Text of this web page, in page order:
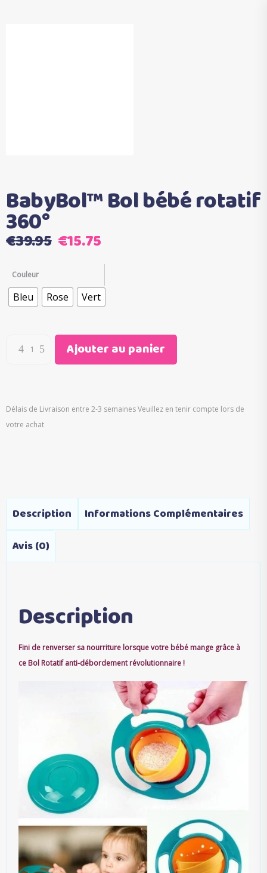
BabyBol™ Bol bébé rotatif
360°
€39.95 Le
était :
€39.95.
€15.75
actuel
est :
€15.75.
Couleur
Bleu Rose Vert
Ajouter au panier
Délais de Livraison entre 2-3 semaines Veuillez en tenir compte lors de
votre achat
Description
Informations Complémentaires
Avis (0)
Description
Fini de renverser sa nourriture lorsque votre bébé mange grâce à
ce Bol Rotatif anti-débordement révolutionnaire !